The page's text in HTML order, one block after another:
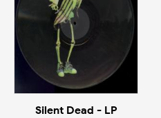
Silent Dead - LP